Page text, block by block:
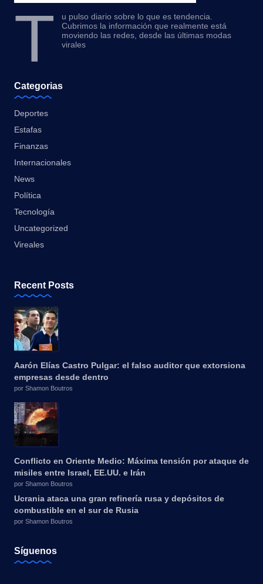
T
u pulso diario sobre lo que es tendencia.
Cubrimos la información que realmente está
moviendo las redes, desde las últimas modas
virales
Categorias
Deportes
Estafas
Finanzas
Internacionales
News
Política
Tecnología
Uncategorized
Vireales
Recent Posts
Aarón Elías Castro Pulgar: el falso auditor que extorsiona
empresas desde dentro
por Shamon Boutros
Conflicto en Oriente Medio: Máxima tensión por ataque de
misiles entre Israel, EE.UU. e Irán
por Shamon Boutros
Ucrania ataca una gran refinería rusa y depósitos de
combustible en el sur de Rusia
por Shamon Boutros
Síguenos